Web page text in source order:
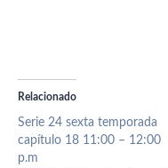
Relacionado
Serie 24 sexta temporada
capítulo 18 11:00 – 12:00
p.m